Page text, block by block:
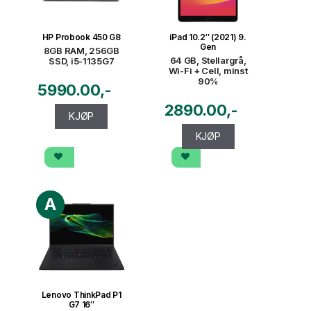
HP Probook 450 G8
8GB RAM, 256GB
SSD, i5-1135G7
5990.00
KJØP
iPad 10.2″ (2021) 9.
Gen
64 GB, Stellargrå,
Wi-Fi + Cell, minst
90%
2890.00
KJØP
A
Lenovo ThinkPad P1
G7 16″